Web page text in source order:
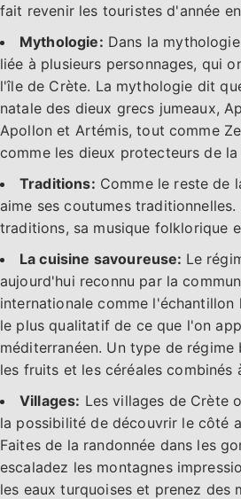
fait revenir les touristes d'année
Mythologie: Dans la
liée à plusieurs personnages, qui
l'île de Crète. La mythologie dit
natale des dieux grecs jumeaux,
Apollon et Artémis, tout comme
comme les dieux protecteurs de la
Traditions: Comme le reste de
aime ses coutumes traditionnelles.
traditions, sa musique folklorique
La cuisine savoureuse: Le
aujourd'hui reconnu par la
internationale comme
le plus qualitatif de ce que l'on
méditerranéen. Un type de régime
les fruits et les céréales combinés
Villages: Les villages de Crète
la possibilité de découvrir le côté
Faites de la randonnée dans les
escaladez les montagnes
les eaux turquoises et prenez des